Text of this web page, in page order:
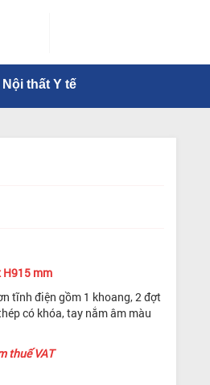
Nội thất Y tế
H915 mm
tĩnh điện gồm 1 khoang, 2 đợt
có khóa, tay nắm âm màu
thuế VAT